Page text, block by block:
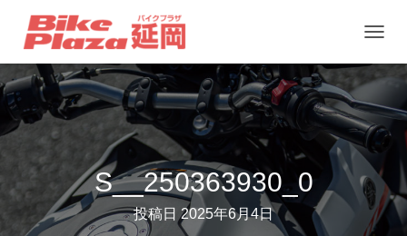
ビ
ー
シ
ョ
ン
を
S__250363930_0
投稿日2025年6月4日